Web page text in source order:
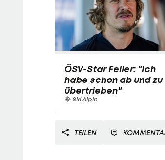
ÖSV-Star Feller: "Ich
habe schon ab und zu
übertrieben"
Ski Alpin
TEILEN